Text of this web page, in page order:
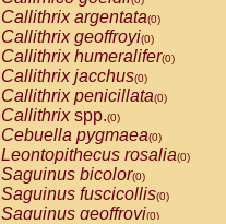
Callithrix argentata(0)
Callithrix geoffroyi(0)
Callithrix humeralifer(0)
Callithrix jacchus(0)
Callithrix penicillata(0)
Callithrixspp.(0)
Cebuella pygmaea(0)
Leontopithecus rosalia(0)
Saguinus bicolor(0)
Saguinus fuscicollis(0)
Saguinus geoffroyi(0)